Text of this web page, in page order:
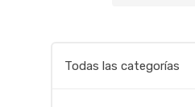
Todas las categorías